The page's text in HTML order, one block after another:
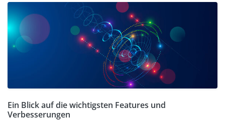
Ein Blick auf die wichtigsten Features und
Verbesserungen